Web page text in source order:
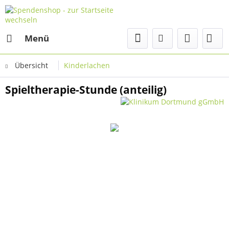
Menü
Übersicht Kinderlachen
Spieltherapie-Stunde (anteilig)